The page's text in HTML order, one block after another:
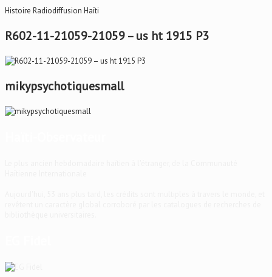
Histoire Radiodiffusion Haïti
R602-11-21059-21059 – us ht 1915 P3
mikypsychotiquesmall